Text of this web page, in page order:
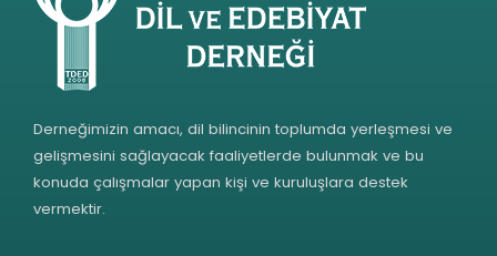
Derneğimizin amacı, dil bilincinin toplumda yerleşmesi ve
gelişmesini sağlayacak faaliyetlerde bulunmak ve bu
konuda çalışmalar yapan kişi ve kuruluşlara destek
vermektir.